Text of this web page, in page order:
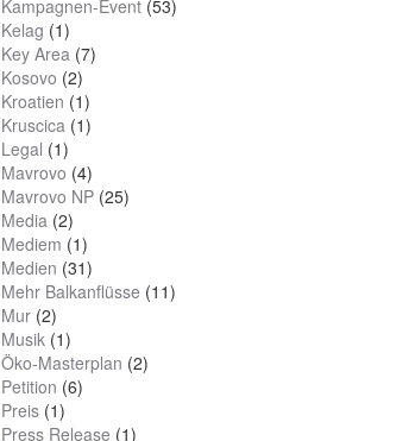
Kampagnen-Event (53)
Kelag (1)
Key Area (7)
Kosovo (2)
Kroatien (1)
Kruscica (1)
Legal (1)
Mavrovo (4)
Mavrovo NP (25)
Media (2)
Mediem (1)
Medien (31)
Mehr Balkanflüsse (11)
Mur (2)
Musik (1)
Öko-Masterplan (2)
Petition (6)
Preis (1)
Press Release (1)